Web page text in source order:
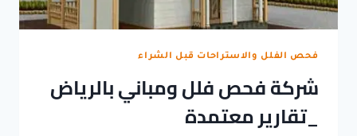
فحص الفلل والاستراحات قبل الشراء
شركة فحص فلل ومباني بالرياض
_تقارير معتمدة